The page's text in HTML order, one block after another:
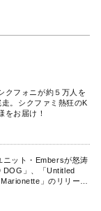
クフォニが約５万人を
。シクファミ熱狂のK
をお届け！
ニット・Embersが怒涛
DOG」、「Untitled
」のリリース